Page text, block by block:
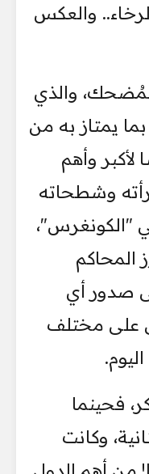
والعكس
والذي
يمتاز به من
لأكبر وأهم
وشطحاته
"الكونغرس"،
المحاكم
صدور أي
على مختلف
فحينما
وكانت